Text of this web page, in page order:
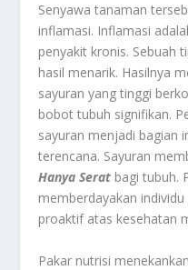
Senyawa tanaman
inflamasi. Inflamasi
penyakit kronis. Sebuah
hasil menarik. Hasilnya
sayuran yang tinggi
bobot tubuh signifikan.
sayuran menjadi bagian
terencana. Sayuran
Hanya Serat bagi tubuh.
memberdayakan
proaktif atas kesehatan
Pakar nutrisi